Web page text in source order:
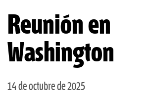
Reunión en
Washington
14 de octubre de 2025